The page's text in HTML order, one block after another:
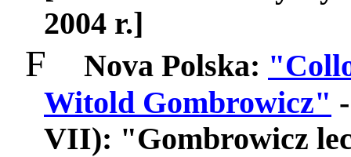
2004 r.]
F Nova Polska: "
Witold Gombrowicz"
VII): "Gombrowicz